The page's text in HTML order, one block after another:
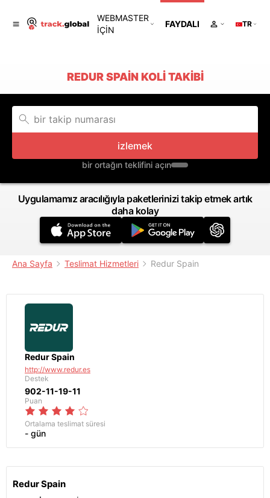
WEBMASTER
IÇIN
FAYDALI TR
REDUR SPAIN KOLI TAKIBI
izlemek
bir ortağın teklifini açın
Uygulamamız aracılığıyla paketlerinizi takip etmek artık
daha kolay
Ana Sayfa Teslimat Hizmetleri Redur Spain
Redur Spain
http://www.redur.es
Destek
902-11-19-11
Puan
Ortalama teslimat süresi
- gün
Redur Spain